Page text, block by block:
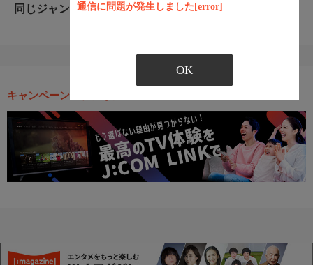
通信に問題が発生しました[error]
OK
同じジャンルのおすすめ番組
キャンペーン・お得な情報